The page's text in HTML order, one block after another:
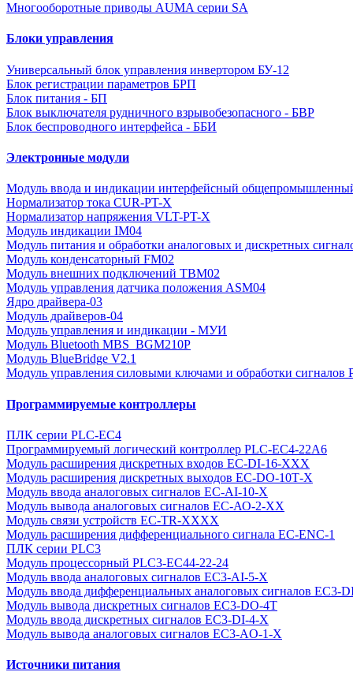
Многооборотные приводы AUMA серии SA
Блоки управления
Универсальный блок управления инвертором БУ-12
Блок регистрации параметров БРП
Блок питания - БП
Блок выключателя рудничного взрывобезопасного - БВР
Блок беспроводного интерфейса - ББИ
Электронные модули
Модуль ввода и индикации интерфейсный
Нормализатор тока CUR-PT-X
Нормализатор напряжения VLT-PT-X
Модуль индикации IM04
Модуль питания и обработки аналоговых и дискретных
Модуль конденсаторный FM02
Модуль внешних подключений TBM02
Модуль управления датчика положения ASM04
Ядро драйвера-03
Модуль драйверов-04
Модуль управления и индикации - МУИ
Модуль Bluetooth MBS_BGM210P
Модуль BlueBridge V2.1
Модуль управления силовыми ключами и обработки сигналов
Программируемые контроллеры
ПЛК серии PLC-EC4
Программируемый логический контроллер PLC-EC4-22A6
Модуль расширения дискретных входов EC-DI-16-XХХ
Модуль расширения дискретных выходов EC-DО-10Т-X
Модуль ввода аналоговых сигналов EC-АI-10-X
Модуль вывода аналоговых сигналов EC-АО-2-ХХ
Модуль связи устройств EC-TR-XXXX
Модуль расширения дифференциального сигнала EC-ENC-1
ПЛК серии PLC3
Модуль процессорный PLC3-EC44-22-24
Модуль ввода аналоговых сигналов EC3-AI-5-X
Модуль ввода дифференциальных аналоговых сигналов EC3-
Модуль вывода дискретных сигналов EC3-DO-4T
Модуль ввода дискретных сигналов EC3-DI-4-Х
Модуль вывода аналоговых сигналов EC3-AO-1-X
Источники питания